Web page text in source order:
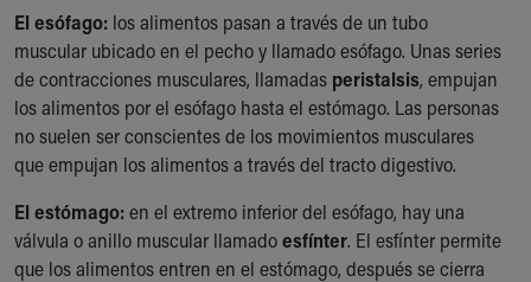
Inside Children's Blog
KidsHealth Topics
Family Library
Educational Resources
Injury Prevention
Medical Records
Skip to main content
El esófago: los alimentos pasan a través de un tubo
muscular ubicado en el pecho y llamado esófago. Unas series
de contracciones musculares, llamadas peristalsis, empujan
los alimentos por el esófago hasta el estómago. Las personas
no suelen ser conscientes de los movimientos musculares
que empujan los alimentos a través del tracto digestivo.
El estómago:en el extremo inferior del esófago, hay una
válvula o anillo muscular llamadoesfínter. El esfínter permite
que los alimentos entren en el estómago, después se cierra